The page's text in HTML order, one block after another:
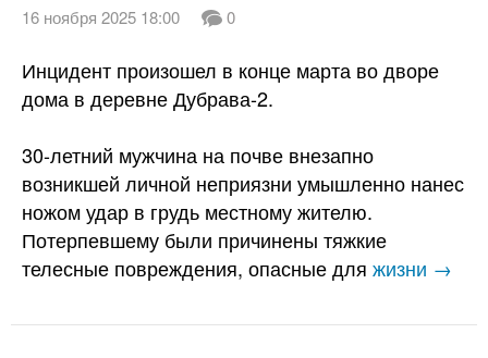
16 ноября 2025 18:00 0
Инцидент произошел в конце марта во дворе
дома в деревне Дубрава-2.
30-летний мужчина на почве внезапно
возникшей личной неприязни умышленно нанес
ножом удар в грудь местному жителю.
Потерпевшему были причинены тяжкие
телесные повреждения, опасные для жизни →